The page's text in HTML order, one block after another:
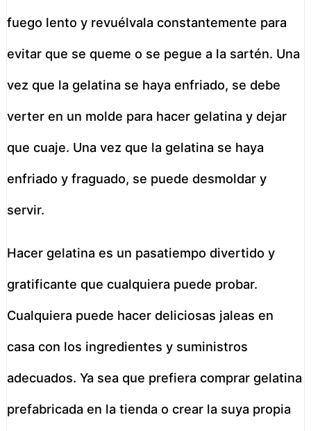
fuego lento y revuélvala constantemente para
evitar que se queme o se pegue a la sartén. Una
vez que la gelatina se haya enfriado, se debe
verter en un molde para hacer gelatina y dejar
que cuaje. Una vez que la gelatina se haya
enfriado y fraguado, se puede desmoldar y
servir.
Hacer gelatina es un pasatiempo divertido y
gratificante que cualquiera puede probar.
Cualquiera puede hacer deliciosas jaleas en
casa con los ingredientes y suministros
adecuados. Ya sea que prefiera comprar gelatina
prefabricada en la tienda o crear la suya propia